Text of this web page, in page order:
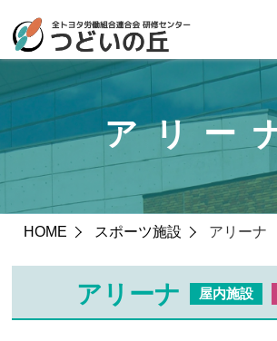
アリー
HOME スポーツ施設 アリーナ
アリーナ 屋内施設